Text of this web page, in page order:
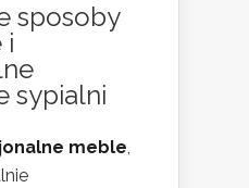
sposoby
i
sypialni
meble,